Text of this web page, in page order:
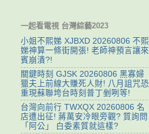
一起看電視 台灣綜藝2023
小姐不熙娣 XJBXD 20260806 不熙
娣神算一條街開張! 老師神預言讓來
賓崩潰?!
關鍵時刻 GJSK 20260806 黑寡婦
獵夫上前線大賺死人財! 八月詛咒恐
重現蘇聯垮台時刻普丁剉咧等!
台灣向前行 TWXQX 20260806 名
店遭出征! 蔣萬安冷眼旁觀? 質詢問
「阿公」 白委素質就這樣?